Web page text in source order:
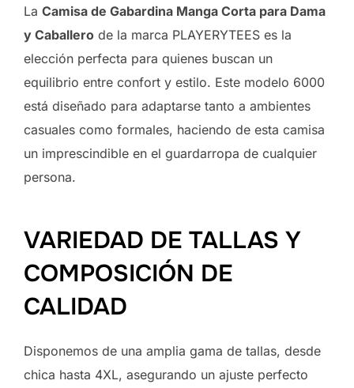
La Camisa de Gabardina Manga Corta para Dama
y Caballero de la marca PLAYERYTEES es la
elección perfecta para quienes buscan un
equilibrio entre confort y estilo. Este modelo 6000
está diseñado para adaptarse tanto a ambientes
casuales como formales, haciendo de esta camisa
un imprescindible en el guardarropa de cualquier
persona.
VARIEDAD DE TALLAS Y
COMPOSICIÓN DE
CALIDAD
Disponemos de una amplia gama de tallas, desde
chica hasta 4XL, asegurando un ajuste perfecto